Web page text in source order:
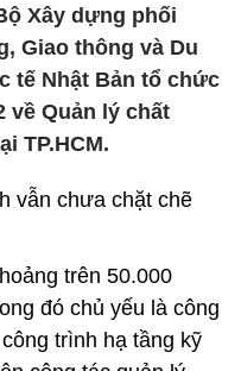
Xây dựng phối
Giao thông và Du
tế Nhật Bản tổ chức
về Quản lý chất
TP.HCM.
vẫn chưa chặt chẽ
trên 50.000
đó chủ yếu là công
trình hạ tầng kỹ